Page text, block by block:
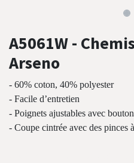
A5061W -
Arseno
- 60% coton, 40% polyester
- Facile d’entretien
- Poignets ajustables avec
- Coupe cintrée avec des pinces